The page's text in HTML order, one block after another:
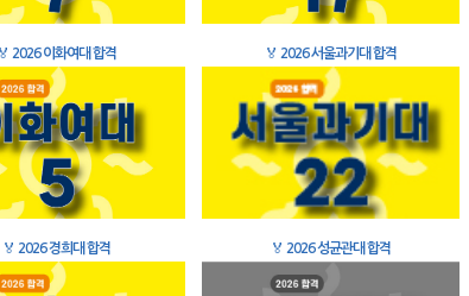
🏅 2026 이화여대 합격 🏅 2026 서울과기대 합격
🏅 2026 경희대 합격 🏅 2026 성균관대 합격